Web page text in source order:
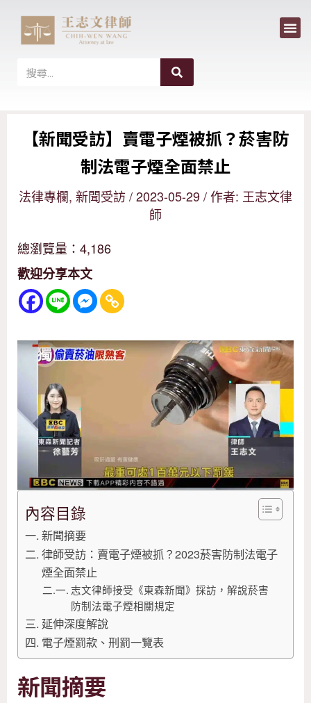
單
搜
搜
尋
【新聞受訪】賣電子煙被抓？菸害防
制法電子煙全面禁止
法律專欄, 新聞受訪/2023-05-29/ 作者: 王志文律
師
總瀏覽量：4,186
歡迎分享本文
內容目錄
新聞摘要
律師受訪：賣電子煙被抓？2023菸害防制法電子
煙全面禁止
志文律師接受《東森新聞》採訪，解說菸害
防制法電子煙相關規定
延伸深度解說
電子煙罰款、刑罰一覽表
新聞摘要